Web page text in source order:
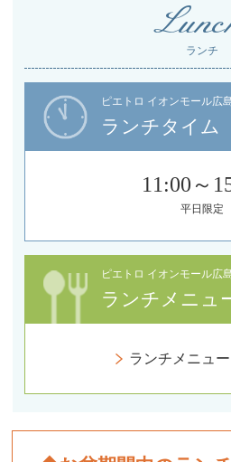
ランチ
ピエトロ イオンモール広
ランチタイム
11:00～
平日限定
ピエトロ イオンモール広
ランチメニュ
ランチメニュ